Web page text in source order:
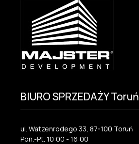
BIURO SPRZEDAŻY Toruń
ul. Watzenrodego 33, 87-100 Toruń
Pon.-Pt. 10:00 - 16:00